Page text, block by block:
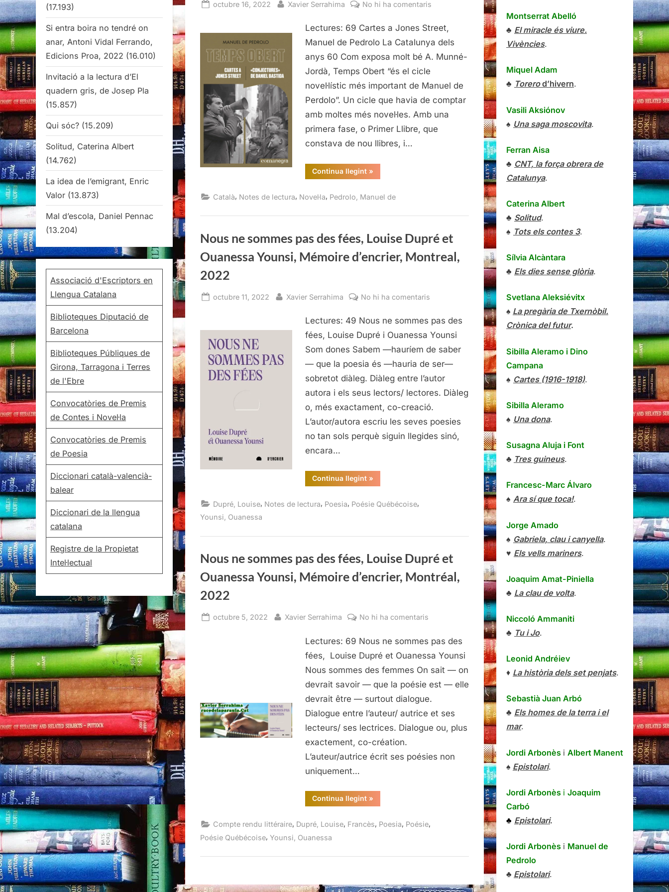
Posted
octubre 16, 2022 By
Xavier Serrahima No hi ha comentaris
a
Jones
Street,
Pedrolo,
Comanegra,
2022
Lectures: 69 Cartes a Jones Street,
Manuel de Pedrolo La Catalunya dels
anys 60 Com exposa molt bé A. Munné-
Jordà, Temps Obert “és el cicle
novel·lístic més important de Manuel de
Perdolo”. Un cicle que havia de comptar
amb moltes més novel·les. Amb una
primera fase, o Primer Llibre, que
constava de nou llibres, i…
Continua llegint“Cartes
a
Manuel
»
Català, Notes de lectura, Novel·la, Pedrolo, Manuel de
Nous ne sommes pas des fées, Louise Dupré et
Ouanessa Younsi, Mémoire d’encrier, Montreal,
2022
Posted
octubre 11, 2022 By
Xavier Serrahima No hi ha comentaris
ne
sommes
pas
Louise
Dupré
et
Ouanessa
Younsi,
Lectures: 49 Nous ne sommes pas des
fées, Louise Dupré i Ouanessa Younsi
Som dones Sabem —hauríem de saber
— que la poesia és —hauria de ser—
sobretot diàleg. Diàleg entre l’autor
autora i els seus lectors/ lectores. Diàleg
o, més exactament, co-creació.
L’autor/autora escriu les seves poesies
no tan sols perquè siguin llegides sinó,
encara…
Continua llegint“Nous
ne
des
Mémoire
d’encrier,
2022”
»
Dupré, Louise, Notes de lectura, Poesia, Poésie Québécoise,
Younsi, Ouanessa
Nous ne sommes pas des fées, Louise Dupré et
Ouanessa Younsi, Mémoire d’encrier, Montréal,
2022
Posted
octubre 5, 2022 By
Xavier Serrahima No hi ha comentaris
ne
sommes
pas
Louise
Dupré
et
Younsi,
Lectures: 69 Nous ne sommes pas des
fées, Louise Dupré et Ouanessa Younsi
Nous sommes des femmes On sait — on
devrait savoir — que la poésie est — elle
devrait être — surtout dialogue.
Dialogue entre l’auteur/ autrice et ses
lecteurs/ ses lectrices. Dialogue ou, plus
exactement, co-création.
L’auteur/autrice écrit ses poésies non
uniquement…
Continua llegint“Nous
ne
des
Montréal,
»
Compte rendu littéraire, Dupré, Louise, Francès, Poesia, Poésie,
Poésie Québécoise, Younsi, Ouanessa
(17.193)
Si entra boira no tendré on
anar, Antoni Vidal Ferrando,
Edicions Proa, 2022 (16.010)
Invitació a la lectura d’El
quadern gris, de Josep Pla
(15.857)
Qui sóc? (15.209)
Solitud, Caterina Albert
(14.762)
La idea de l’emigrant, Enric
Valor (13.873)
Mal d’escola, Daniel Pennac
(13.204)
Associació d'Escriptors en
Llengua Catalana
Biblioteques Diputació de
Barcelona
Biblioteques Públiques de
Girona, Tarragona i Terres
de l'Ebre
Convocatòries de Premis
de Contes i Novel·la
Convocatòries de Premis
de Poesia
Diccionari català-valencià-
balear
Diccionari de la llengua
catalana
Registre de la Propietat
Intel·lectual
Montserrat Abelló
♣ El miracle és viure.
Vivències.
Miquel Adam
♣ Torerod’hivern.
Vasili Aksiónov
♠ Una saga moscovita.
Ferran Aisa
♣ CNT, la força obrera de
Catalunya.
Caterina Albert
♣ Solitud.
♠ Tots els contes 3.
Sílvia Alcàntara
♣ Els dies sense glòria.
Svetlana Aleksiévitx
♠ La pregària de Txernòbil.
Crònica del futur.
Sibilla Aleramo i Dino
Campana
♠ Cartes (1916-1918).
Sibilla Aleramo
♠ Una dona.
Susagna Aluja i Font
♣ Tres guineus.
Francesc-Marc Álvaro
♠ Ara sí que toca!.
Jorge Amado
♠ Gabriela, clau i canyella.
♥ Els vells mariners.
Joaquim Amat-Piniella
♣ La clau de volta.
Niccoló Ammaniti
♣ Tu i Jo.
Leonid Andréiev
♦ La història dels set penjats.
Sebastià Juan Arbó
♣ Els homes de la terra i el
mar.
Jordi Arbonès i Albert Manent
♠ Epistolari.
Jordi Arbonès i Joaquim
Carbó
♣ Epistolari.
Jordi Arbonès i Manuel de
Pedrolo
♣ Epistolari.